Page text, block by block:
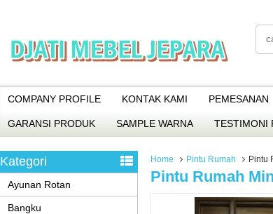
COMPANY PROFILE KONTAK KAMI PEMESANAN
GARANSI PRODUK SAMPLE WARNA TESTIMONI
Home Pintu Rumah Pintu
Pintu Rumah
Kategori
Ayunan Rotan
Bangku